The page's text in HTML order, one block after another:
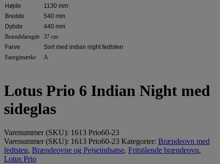
Højde
1130 mm
Bredde
540 mm
Dybde
440 mm
Brændelængde 37 cm
Farve
Sort med indian night fedtsten
Energimærke
A
Lotus Prio 6 Indian Night med
sideglas
Varenummer (SKU): 1613 Prio60-23
Varenummer (SKU): 1613 Prio60-23 Kategorier: Brændeovn med
fedtsten, Brændeovne og Pejseindsatse, Fritstående brændeovn,
Lotus Prio